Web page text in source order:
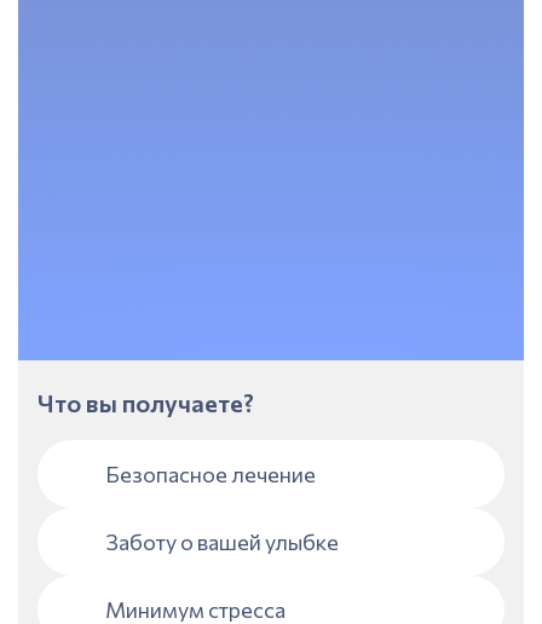
Что вы получаете?
Безопасное лечение
Заботу о вашей улыбке
Минимум стресса